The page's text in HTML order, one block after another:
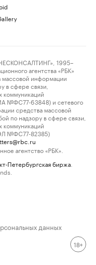
1995–
агентства «РБК»
массовой информации
в сфере связи,
коммуникаций
№ФС77-63848) и сетевого
средства массовой
по надзору в сфере связи,
коммуникаций
№ФС77-82385)
агентство «РБК».
Петербургская биржа
данных
18+